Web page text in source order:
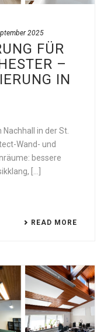
2025
FÜR
–
IN
in der St.
Wand- und
bessere
[...]
READ MORE